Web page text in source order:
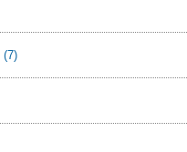
(7)